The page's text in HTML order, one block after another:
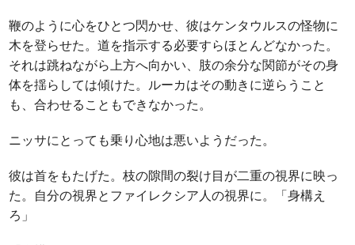
鞭のように心をひとつ閃かせ、彼はケンタウルスの怪物に
木を登らせた。道を指示する必要すらほとんどなかった。
それは跳ねながら上方へ向かい、肢の余分な関節がその身
体を揺らしては傾けた。ルーカはその動きに逆らうこと
も、合わせることもできなかった。
ニッサにとっても乗り心地は悪いようだった。
彼は首をもたげた。枝の隙間の裂け目が二重の視界に映っ
た。自分の視界とファイレクシア人の視界に。「身構え
ろ」